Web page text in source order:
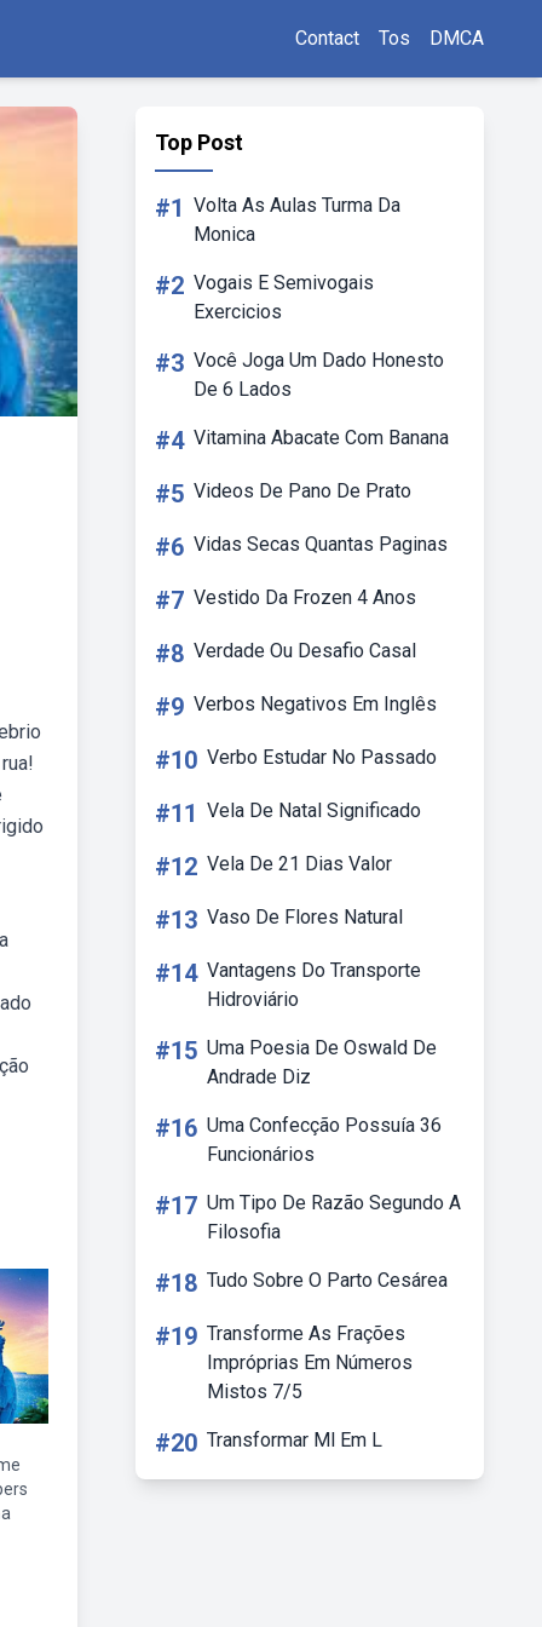
Contact Tos DMCA
Top Post
#1 Volta As Aulas Turma Da
Monica
#2 Vogais E Semivogais
Exercicios
#3 Você Joga Um Dado Honesto
De 6 Lados
#4 Vitamina Abacate Com Banana
#5 Videos De Pano De Prato
#6 Vidas Secas Quantas Paginas
#7 Vestido Da Frozen 4 Anos
#8 Verdade Ou Desafio Casal
#9 Verbos Negativos Em Inglês
#10 Verbo Estudar No Passado
#11 Vela De Natal Significado
#12 Vela De 21 Dias Valor
#13 Vaso De Flores Natural
#14 Vantagens Do Transporte
Hidroviário
#15 Uma Poesia De Oswald De
Andrade Diz
#16 Uma Confecção Possuía 36
Funcionários
#17 Um Tipo De Razão Segundo A
Filosofia
#18 Tudo Sobre O Parto Cesárea
#19 Transforme As Frações
Impróprias Em Números
Mistos 7/5
#20 Transformar Ml Em L